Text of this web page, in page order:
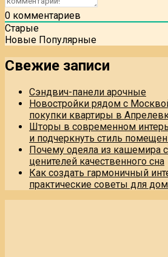
0 комментариев
Старые
Новые Популярные
Свежие записи
Сэндвич-панели арочные
Новостройки рядом с
покупки квартиры в
Шторы в современном
и подчеркнуть стиль
Почему одеяла из кашемира
ценителей качественного сна
Как создать гармоничный
практические советы для